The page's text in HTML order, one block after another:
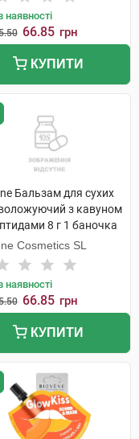
наявності
66.85 грн
КУПИТИ
Бальзам для сухих
з кавуном
8 г 1 баночка
Cosmetics SL
наявності
66.85 грн
КУПИТИ